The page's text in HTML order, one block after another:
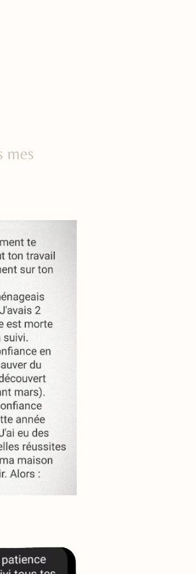
mes